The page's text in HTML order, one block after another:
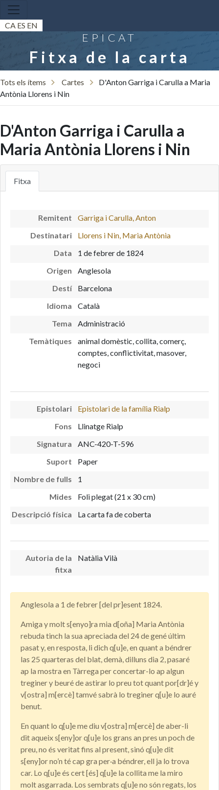
CA ES EN
EPICAT
Fitxa de la carta
Tots els ítems Cartes
D'Anton Garriga i Carulla a Maria
Antònia Llorens i Nin
D'Anton Garriga i Carulla a
Maria Antònia Llorens i Nin
Fitxa
Remitent
Garriga i Carulla, Anton
Destinatari
Llorens i Nin, Maria Antònia
Data
1 de febrer de 1824
Origen
Anglesola
Destí
Barcelona
Idioma
Català
Tema
Administració
Temàtiques
animal domèstic, collita, comerç,
comptes, conflictivitat, masover,
negoci
Epistolari
Epistolari de la família Rialp
Fons
Llinatge Rialp
Signatura
ANC-420-T-596
Suport
Paper
Nombre de fulls
1
Mides
Foli plegat (21 x 30 cm)
Descripció física
La carta fa de coberta
Autoria de la
fitxa
Natàlia Vilà
Anglesola a 1 de febrer [del pr]esent 1824.
Amiga y molt s[enyo]ra mia d[oña] Maria Antònia
rebuda tinch la sua apreciada del 24 de gené últim
pasat y, en resposta, li dich q[u]e, en quant a béndrer
las 25 quarteras del blat, demà, dilluns dia 2, pasaré
ap la mostra en Tàrrega per concertar-lo ap algun
treginer y beuré de astirar lo preu tot quant por[dr]é y
v[ostra] m[ercè] tamvé sabrà lo treginer q[u]e lo auré
benut.
En quant lo q[u]e me diu v[ostra] m[ercè] de aber-li
dit aqueix s[eny]or q[u]e los grans an pres un poch de
preu, no és veritat fins al present, sinó q[u]e dit
s[eny]or no’n té cap gra per·a béndrer, ell ja lo trova
car. Lo q[u]e és cert [és] q[u]e la collita me la miro
molt asgarrada. Los sembrats q[u]e no són regats, los